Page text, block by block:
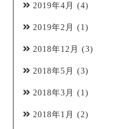
2019年4月 (4)
2019年2月 (1)
2018年12月 (3)
2018年5月 (3)
2018年3月 (1)
2018年1月 (2)